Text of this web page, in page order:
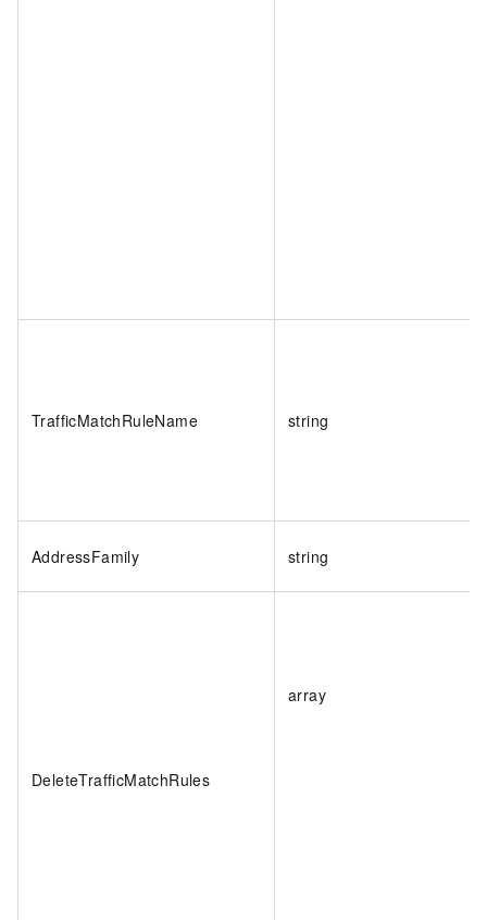
TrafficMatchRuleName string
AddressFamily string
DeleteTrafficMatchRules
array